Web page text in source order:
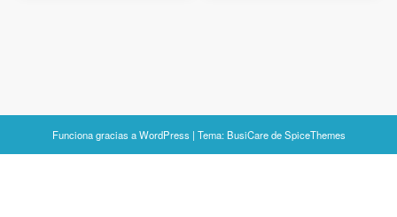
Funciona gracias aWordPress | Tema:BusiCaredeSpiceThemes